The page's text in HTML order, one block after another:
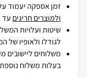
זמן אספקה יעמוד על מקס' 7 ימי
ולמוצרים חריגים עד 21 ימי עסקים .
שיטות ועלויות
לגודלו ולאופיו של
משלוחים ליישובים
בעלות משלוח